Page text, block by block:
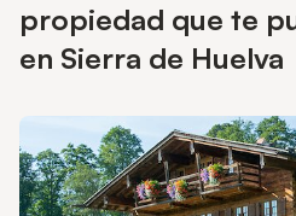
propiedad que te
en Sierra de Huelva